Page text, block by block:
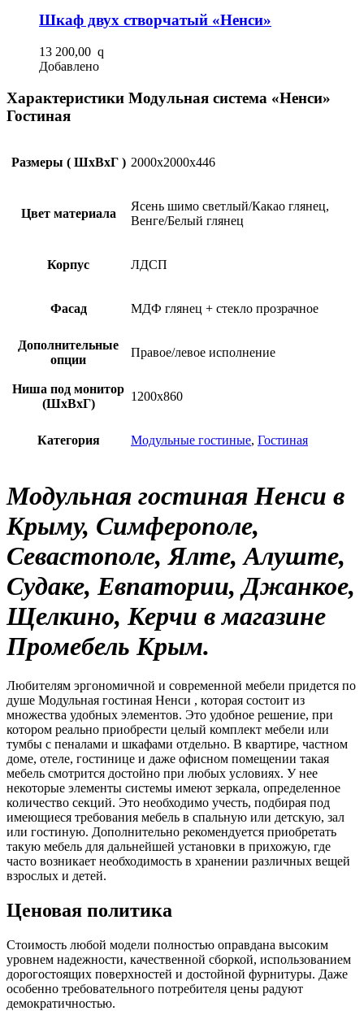
Шкаф двух створчатый «Ненси»
13 200,00 q
Добавлено
Характеристики Модульная система «Ненси»
Гостиная
Размеры ( ШхВхГ ) 2000х2000х446
Цвет материала
Ясень шимо светлый/Какао глянец,
Венге/Белый глянец
Корпус ЛДСП
Фасад МДФ глянец + стекло прозрачное
Дополнительные
опции
Правое/левое исполнение
Ниша под монитор
(ШхВхГ)
1200х860
Категория Модульные гостиные, Гостиная
Модульная гостиная Ненси в
Крыму, Симферополе,
Севастополе, Ялте, Алуште,
Судаке, Евпатории, Джанкое,
Щелкино, Керчи в магазине
Промебель Крым.
Любителям эргономичной и современной мебели придется по
душе Модульная гостиная Ненси , которая состоит из
множества удобных элементов. Это удобное решение, при
котором реально приобрести целый комплект мебели или
тумбы с пеналами и шкафами отдельно. В квартире, частном
доме, отеле, гостинице и даже офисном помещении такая
мебель смотрится достойно при любых условиях. У нее
некоторые элементы системы имеют зеркала, определенное
количество секций. Это необходимо учесть, подбирая под
имеющиеся требования мебель в спальную или детскую, зал
или гостиную. Дополнительно рекомендуется приобретать
такую мебель для дальнейшей установки в прихожую, где
часто возникает необходимость в хранении различных вещей
взрослых и детей.
Ценовая политика
Стоимость любой модели полностью оправдана высоким
уровнем надежности, качественной сборкой, использованием
дорогостоящих поверхностей и достойной фурнитуры. Даже
особенно требовательного потребителя цены радуют
демократичностью.